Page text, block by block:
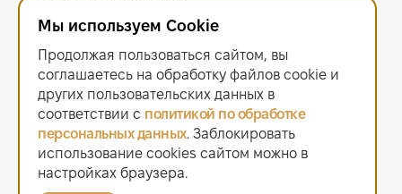
ИНН 6679143916 ОГРН 1216600044297
Политика в отношении обработки персональных данных
Согласие на обработку персональных данных
Мы используем cookie. Это позволяет нам анализировать
взаимодействие посетителей с сайтом и делать его лучше.
Продолжая пользоваться сайтом, вы соглашаетесь с использованием
файлов cookie.
2021–2026 © «Золотая Плата»
Мы используем Cookie
Продолжая пользоваться сайтом, вы
соглашаетесь на обработку файлов сооkiе и
других пользовательских данных в
соответствии с политикой по обработке
персональных данных. Заблокировать
использование cookies сайтом можно в
настройках браузера.